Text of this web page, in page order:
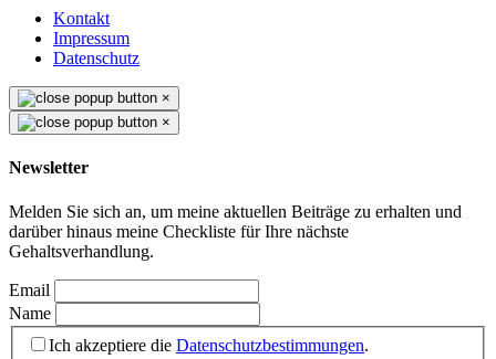
Kontakt
Impressum
Datenschutz
×
×
Newsletter
Melden Sie sich an, um meine aktuellen Beiträge zu erhalten und
darüber hinaus meine Checkliste für Ihre nächste
Gehaltsverhandlung.
Email
Name
Ich akzeptiere die Datenschutzbestimmungen.